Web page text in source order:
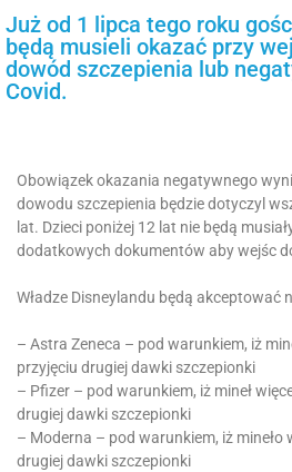
Już od 1 lipca tego roku
będą musieli okazać przy
dowód szczepienia lub
Covid.
Obowiązek okazania negatywnego
dowodu szczepienia będzie dotyczyl
lat. Dzieci poniżej 12 lat nie będą
dodatkowych dokumentów aby wejśc
Władze Disneylandu będą akceptować
– Astra Zeneca – pod warunkiem, iż
przyjęciu drugiej dawki szczepionki
– Pfizer – pod warunkiem, iż mineł
drugiej dawki szczepionki
– Moderna – pod warunkiem, iż mineło
drugiej dawki szczepionki